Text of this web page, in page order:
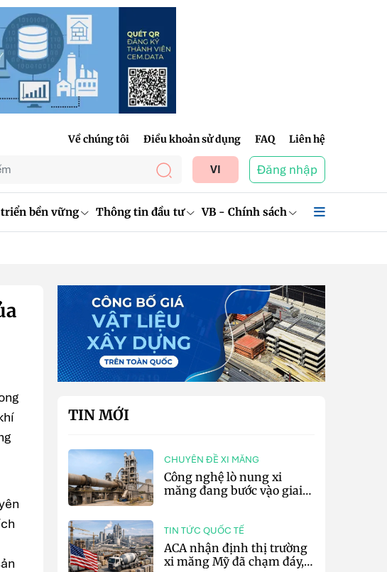
Về chúng tôi Điều khoản sử dụng FAQ Liên hệ
VI Đăng nhập
bền vững Thông tin đầu tư VB - Chính sách
TIN MỚI
CHUYÊN ĐỀ XI MĂNG
Công nghệ lò nung xi
măng đang bước vào giai
TIN TỨC QUỐC TẾ
ACA nhận định thị trường
xi măng Mỹ đã chạm đáy,